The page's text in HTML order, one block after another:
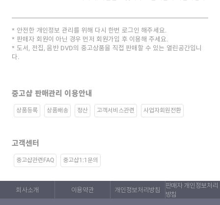
안전한 개인정보 관리를 위해 다시 한번 로그인 해주세요.
판매자 회원이 아닌 경우 먼저 회원가입 후 이용해 주세요.
도서, 전집, 음반 DVD의 중고상품을 직접 판매할 수 있는 열린공간입니
다.
중고샵 판매관리 이용안내
상품등록 상품배송 정산 고객서비스관련 사업자회원전환
고객센터
중고샵관련FAQ 중고샵1:1문의
회사소개 이용약관 개인정보처리방침
판매자 개인정보처리
방침